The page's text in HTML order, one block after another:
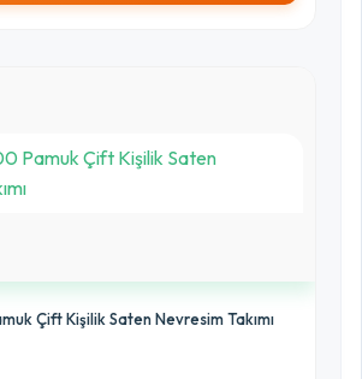
Çift Kişilik Saten Nevresim Takımı